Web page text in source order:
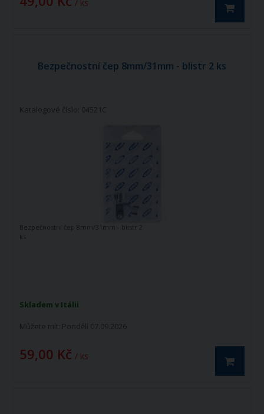
/ ks
Bezpečnostní čep 8mm/31mm - blistr 2 ks
Katalogové číslo: 04521C
Skladem v Itálii
Můžete mít: Pondělí 07.09.2026
59,00 Kč / ks
Bezpečnostní čep 8mm/31mm - blistr 2
ks